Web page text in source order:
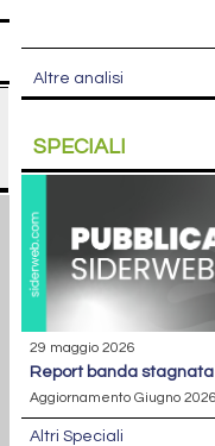
Altre analisi
SPECIALI
29 maggio 2026
report banda
Aggiornamento Giugno 2026
Altri Speciali